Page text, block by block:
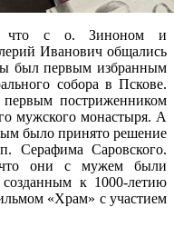
что с о. Зиноном и
Иванович общались
был первым избранным
собора в Пскове.
постриженником
мужского монастыря. А
было принято решение
Серафима Саровского.
что они с мужем были
к 1000-летию
«Храм» с участием